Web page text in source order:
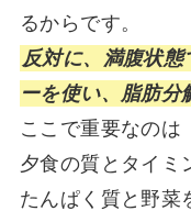
るからです。
反対に、満腹状
ーを使い、脂肪分
ここで重要なのは
夕食の質とタイミ
たんぱく質と野菜